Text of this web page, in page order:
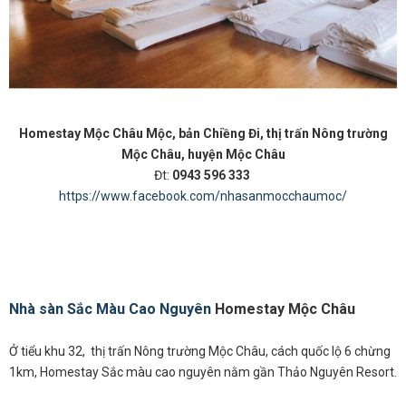
Homestay Mộc Châu Mộc, bản Chiềng Đi, thị trấn Nông trường
Mộc Châu, huyện Mộc Châu
Đt: 0943 596 333
https://www.facebook.com/nhasanmocchaumoc/
Nhà sàn Sắc Màu Cao Nguyên Homestay Mộc Châu
Ở tiểu khu 32, thị trấn Nông trường Mộc Châu, cách quốc lộ 6 chừng
1km, Homestay Sắc màu cao nguyên nằm gần Thảo Nguyên Resort.